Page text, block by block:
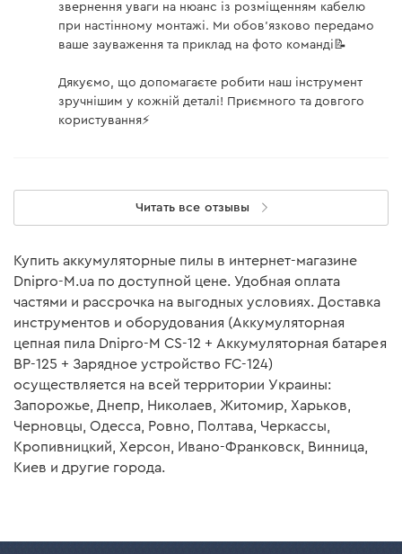
звернення уваги на нюанс із розміщенням кабелю
при настінному монтажі. Ми обов'язково передамо
ваше зауваження та приклад на фото команді📝
Дякуємо, що допомагаєте робити наш інструмент
зручнішим у кожній деталі! Приємного та довгого
користування⚡
Читать все отзывы
Купить аккумуляторные пилы в интернет-магазине
Dnipro-M.ua по доступной цене. Удобная оплата
частями и рассрочка на выгодных условиях. Доставка
инструментов и оборудования (Аккумуляторная
цепная пила Dnipro-M CS-12 + Аккумуляторная батарея
BP-125 + Зарядное устройство FC-124)
осуществляется на всей территории Украины:
Запорожье, Днепр, Николаев, Житомир, Харьков,
Черновцы, Одесса, Ровно, Полтава, Черкассы,
Кропивницкий, Херсон, Ивано-Франковск, Винница,
Киев и другие города.